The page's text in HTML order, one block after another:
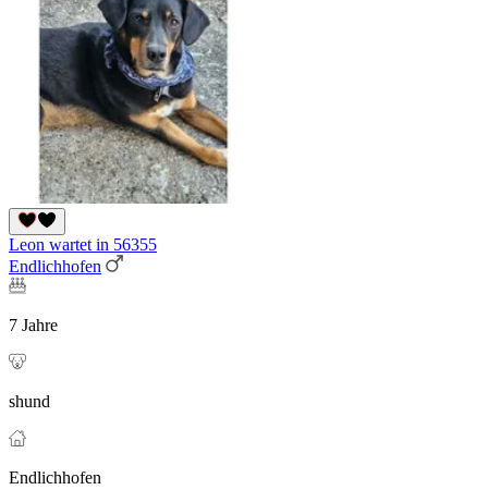
Leon wartet in 56355
Endlichhofen
7 Jahre
shund
Endlichhofen